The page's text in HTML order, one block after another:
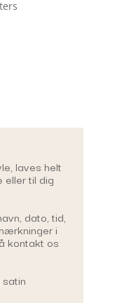
laves helt
eller til dig
dato, tid,
i
kontakt os